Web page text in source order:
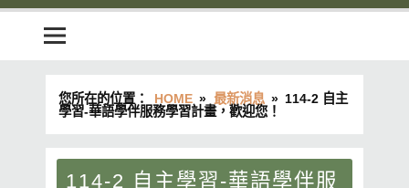
您所在的位置： HOME 最新消息
114-2 自主
學習-華語學伴服務學習計畫，歡迎您！
114-2 自主學習-華語學伴服